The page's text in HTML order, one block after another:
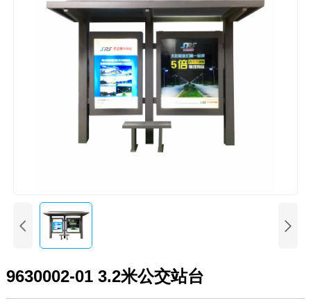
 
9630002-01 3.2米公交站台